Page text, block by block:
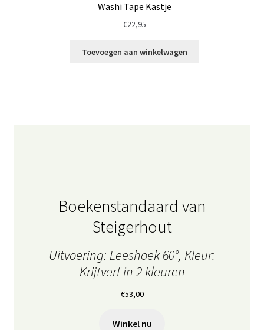
Washi Tape Kastje
€22,95
Toevoegen aan winkelwagen
Boekenstandaard van
Steigerhout
Uitvoering: Leeshoek 60°, Kleur:
Krijtverf in 2 kleuren
€53,00
Winkel nu